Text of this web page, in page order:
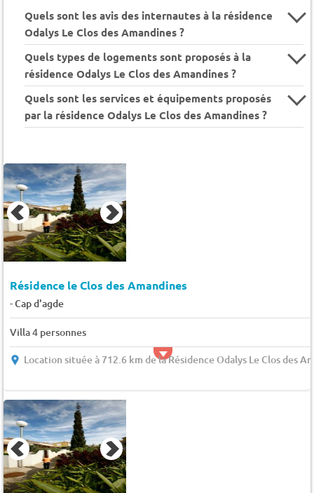
Quels sont les avis des internautes à la résidence
Odalys Le Clos des Amandines ?
Quels types de logements sont proposés à la
résidence Odalys Le Clos des Amandines ?
Quels sont les services et équipements proposés
par la résidence Odalys Le Clos des Amandines ?
Résidence le Clos des Amandines
-Cap d'agde
Villa 4 personnes
Location située à 712.6 km de la Résidence Odalys Le Clos des